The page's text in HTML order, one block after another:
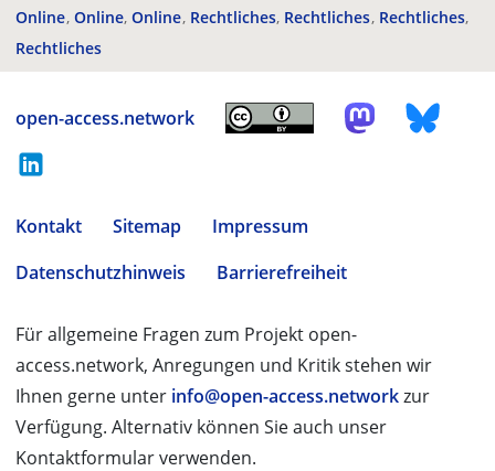
Online Online Online Rechtliches Rechtliches Rechtliches
Rechtliches
open-access.network
Kontakt Sitemap
Impressum
Datenschutzhinweis
Barrierefreiheit
Für allgemeine Fragen zum Projekt open-
access.network, Anregungen und Kritik stehen wir
Ihnen gerne unter info@open-access.networkzur
Verfügung. Alternativ können Sie auch unser
Kontaktformular verwenden.